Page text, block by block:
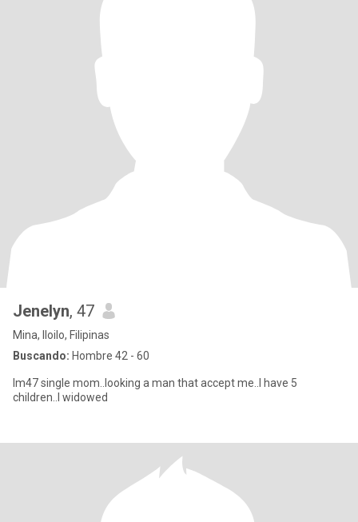
Jenelyn, 47
Mina, Iloilo, Filipinas
Buscando: Hombre 42 - 60
Im47 single mom..looking a man that accept me..I have 5
children..I widowed